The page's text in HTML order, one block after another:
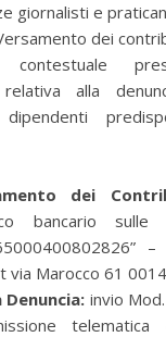
giornalisti e
dei
relativa alla
dei
bancario sulle
via Marocco 61
invio
telematica